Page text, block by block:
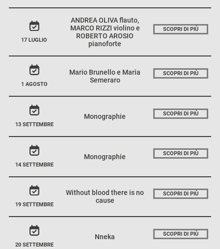
17 LUGLIO
ANDREA OLIVA flauto,
MARCO RIZZI violino e
ROBERTO AROSIO
pianoforte
SCOPRI DI PIÙ
1 AGOSTO
Mario Brunello e Maria
Semeraro
SCOPRI DI PIÙ
13 SETTEMBRE
Monographie SCOPRI DI PIÙ
14 SETTEMBRE
Monographie SCOPRI DI PIÙ
19 SETTEMBRE
Without blood there is no
cause
SCOPRI DI PIÙ
20 SETTEMBRE
Nneka SCOPRI DI PIÙ